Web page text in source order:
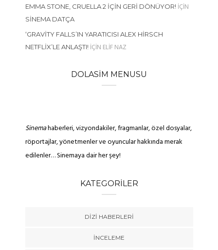
EMMA STONE, CRUELLA 2 İÇIN GERI DÖNÜYOR!IÇIN
SINEMA DATÇA
‘GRAVITY FALLS’IN YARATICISI ALEX HIRSCH
NETFLIX’LE ANLAŞTI!IÇIN ELIF NAZ
DOLASIM MENUSU
Sinemahaberleri, vizyondakiler, fragmanlar, özel dosyalar,
röportajlar, yönetmenler ve oyuncular hakkında merak
edilenler… Sinemaya dair her şey!
KATEGORILER
DIZI HABERLERI
İNCELEME